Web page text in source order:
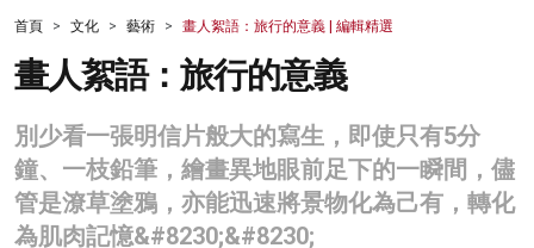
財經
生活
商業
科技
首頁 文化 藝術 畫人絮語：旅行的意義 | 編輯精選
畫人絮語：旅行的意義
別少看一張明信片般大的寫生，即使只有5分
鐘、一枝鉛筆，繪畫異地眼前足下的一瞬間，儘
管是潦草塗鴉，亦能迅速將景物化為己有，轉化
為肌肉記憶&#8230;&#8230;